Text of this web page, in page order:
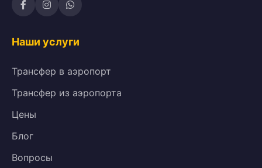
Наши услуги
Трансфер в аэропорт
Трансфер из аэропорта
Цены
Блог
Вопросы